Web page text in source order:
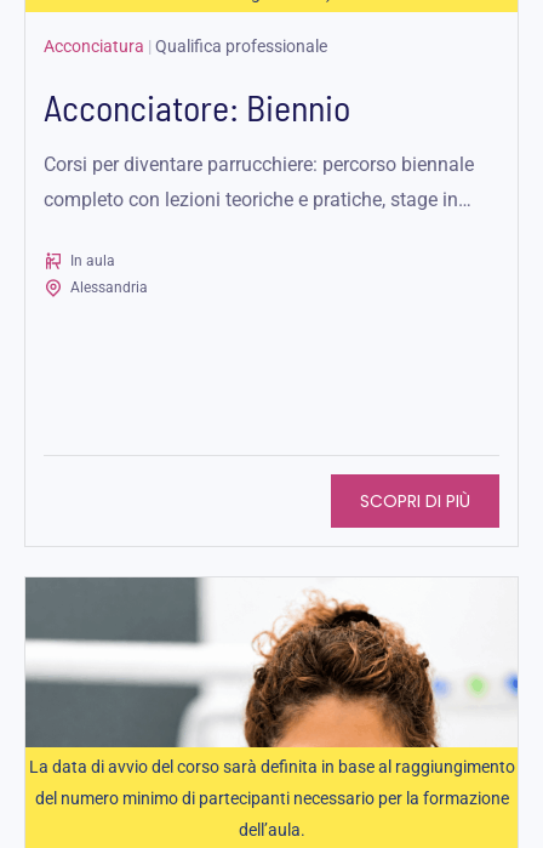
Acconciatura | Qualifica professionale
Acconciatore: Biennio
Corsi per diventare parrucchiere: percorso biennale
completo con lezioni teoriche e pratiche, stage in
In aula
Alessandria
SCOPRI DI PIÙ
La data di avvio del corso sarà definita in base al raggiungimento
del numero minimo di partecipanti necessario per la formazione
dell’aula.